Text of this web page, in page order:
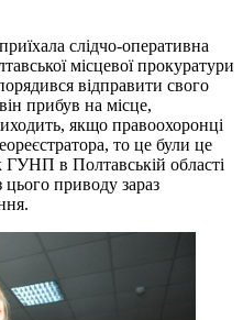
слідчо-оперативна
місцевої прокуратури
відправити свого
прибув на місце,
якщо правоохоронці
то це були це
в Полтавській області
приводу зараз